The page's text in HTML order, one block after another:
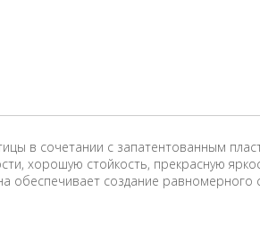
в сочетании с запатентованным
хорошую стойкость, прекрасную
обеспечивает создание равномерного